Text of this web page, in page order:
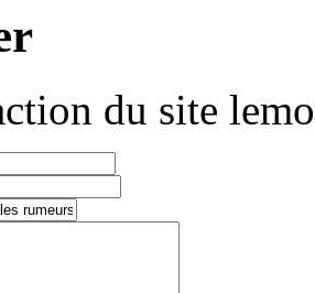
du site